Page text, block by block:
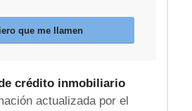
que me llamen
crédito inmobiliario
actualizada por el